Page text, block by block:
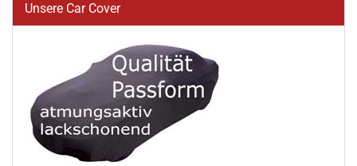
Unsere Car Cover